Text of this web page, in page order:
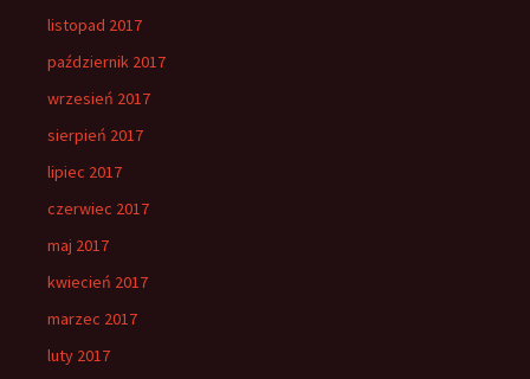
listopad 2017
październik 2017
wrzesień 2017
sierpień 2017
lipiec 2017
czerwiec 2017
maj 2017
kwiecień 2017
marzec 2017
luty 2017